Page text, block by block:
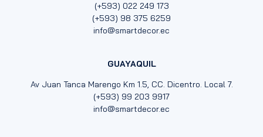
(+593) 022 249 173
(+593) 98 375 6259
info@smartdecor.ec
GUAYAQUIL
Av Juan Tanca Marengo Km 1.5, CC. Dicentro. Local 7.
(+593) 99 203 9917
info@smartdecor.ec